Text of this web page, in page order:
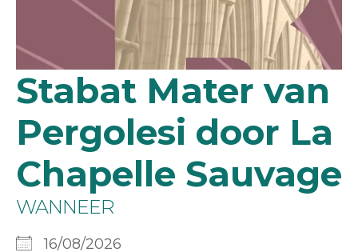
Stabat Mater van
Pergolesi door La
Chapelle Sauvage
WANNEER
16/08/2026